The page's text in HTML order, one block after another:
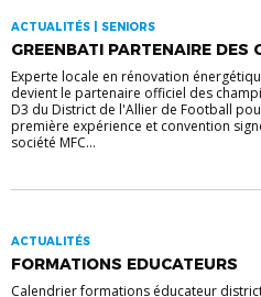
ACTUALITÉS | SENIORS
GREENBATI PARTENAIRE
Experte locale en rénovation
devient le partenaire officiel des
D3 du District de l'Allier de Football
première expérience et convention
société MFC...
ACTUALITÉS
FORMATIONS EDUCATEURS
Calendrier formations éducateur